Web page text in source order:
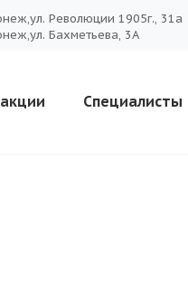
Революции 1905г., 31а
Бахметьева, 3А
Специалисты